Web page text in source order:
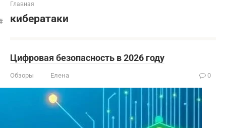
Главная
кибератаки
Цифровая безопасность в 2026 году
Обзоры Елена 0